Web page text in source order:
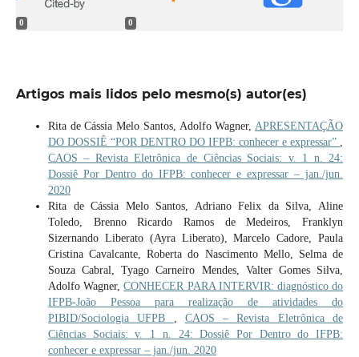
0 0
Artigos mais lidos pelo mesmo(s) autor(es)
Rita de Cássia Melo Santos, Adolfo Wagner, APRESENTAÇÃO
DO DOSSIÊ “POR DENTRO DO IFPB: conhecer e expressar”
CAOS – Revista Eletrônica de Ciências Sociais: v. 1 n. 24:
Dossiê Por Dentro do IFPB: conhecer e expressar – jan./jun.
2020
Rita de Cássia Melo Santos, Adriano Felix da Silva, Aline
Toledo, Brenno Ricardo Ramos de Medeiros, Franklyn
Sizernando Liberato (Ayra Liberato), Marcelo Cadore, Paula
Cristina Cavalcante, Roberta do Nascimento Mello, Selma de
Souza Cabral, Tyago Carneiro Mendes, Valter Gomes Silva,
Adolfo Wagner,CONHECER PARA INTERVIR: diagnóstico do
IFPB-João Pessoa para realização de atividades do
PIBID/Sociologia UFPB
CAOS – Revista Eletrônica de
Ciências Sociais: v. 1 n. 24: Dossiê Por Dentro do IFPB:
conhecer e expressar – jan./jun. 2020